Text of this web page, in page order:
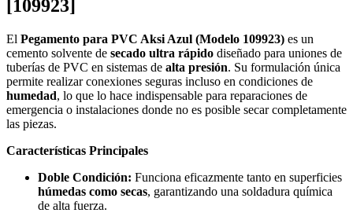
[109923]
El Pegamento para PVC Aksi Azul (Modelo 109923) es un
cemento solvente de secado ultra rápido diseñado para uniones de
tuberías de PVC en sistemas de alta presión. Su formulación única
permite realizar conexiones seguras incluso en condiciones de
humedad, lo que lo hace indispensable para reparaciones de
emergencia o instalaciones donde no es posible secar completamente
las piezas.
Características Principales
Doble Condición: Funciona eficazmente tanto en superficies
húmedas como secas, garantizando una soldadura química
de alta fuerza.